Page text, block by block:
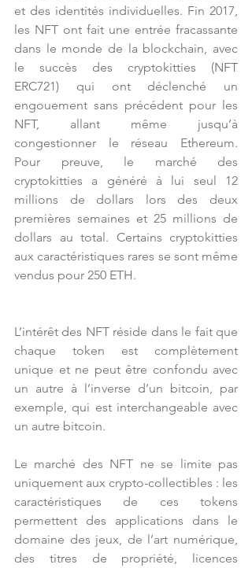
et des identités individuelles. Fin 2017,
les NFT ont fait une entrée fracassante
dans le monde de la blockchain, avec
le succès des cryptokitties (NFT
ERC721) qui ont déclenché un
engouement sans précédent pour les
NFT, allant même jusqu’à
congestionner le réseau Ethereum.
Pour preuve, le marché des
cryptokitties a généré à lui seul 12
millions de dollars lors des deux
premières semaines et 25 millions de
dollars au total. Certains cryptokitties
aux caractéristiques rares se sont même
vendus pour 250 ETH.
L’intérêt des NFT réside dans le fait que
chaque token est complètement
unique et ne peut être confondu avec
un autre à l’inverse d’un bitcoin, par
exemple, qui est interchangeable avec
un autre bitcoin.
Le marché des NFT ne se limite pas
uniquement aux crypto-collectibles : les
caractéristiques de ces tokens
permettent des applications dans le
domaine des jeux, de l’art numérique,
des titres de propriété, licences